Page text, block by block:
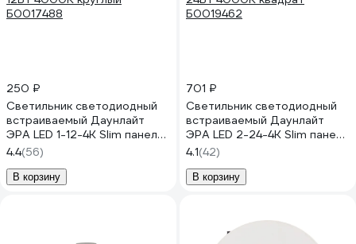
250 ₽
Светильник светодиодный
встраиваемый Даунлайт
ЭРА LED 1-12-4K Slim панель
12Вт 4000К круглый
Б0017488
4.4(56)
В корзину
701 ₽
Светильник светодиодный
встраиваемый Даунлайт
ЭРА LED 2-24-4K Slim панель
24Вт 4000К квадрат
Б0019462
4.1(42)
В корзину